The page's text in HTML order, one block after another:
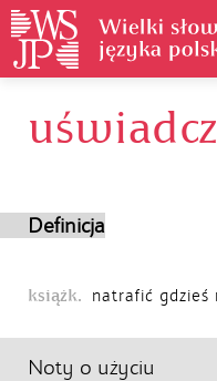
Definicja
książk. natrafić gdzieś
Noty o użyciu